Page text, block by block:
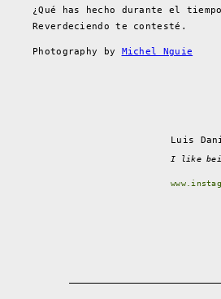
¿Qué has hecho durante el
Reverdeciendo te contesté.
Photography by Michel Nguie
Luis
I like